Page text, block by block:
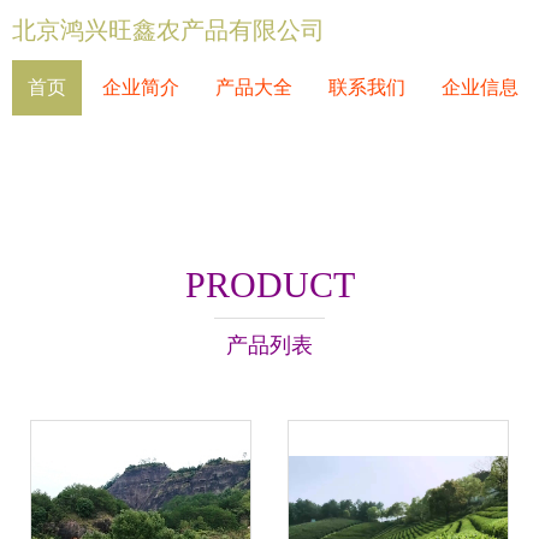
北京鸿兴旺鑫农产品有限公司
首页 企业简介 产品大全 联系我们 企业信息
PRODUCT
产品列表